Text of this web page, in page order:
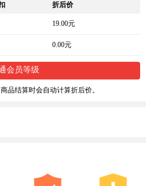
折后价
19.00元
0.00元
会员等级
品结算时会自动计算折后价。